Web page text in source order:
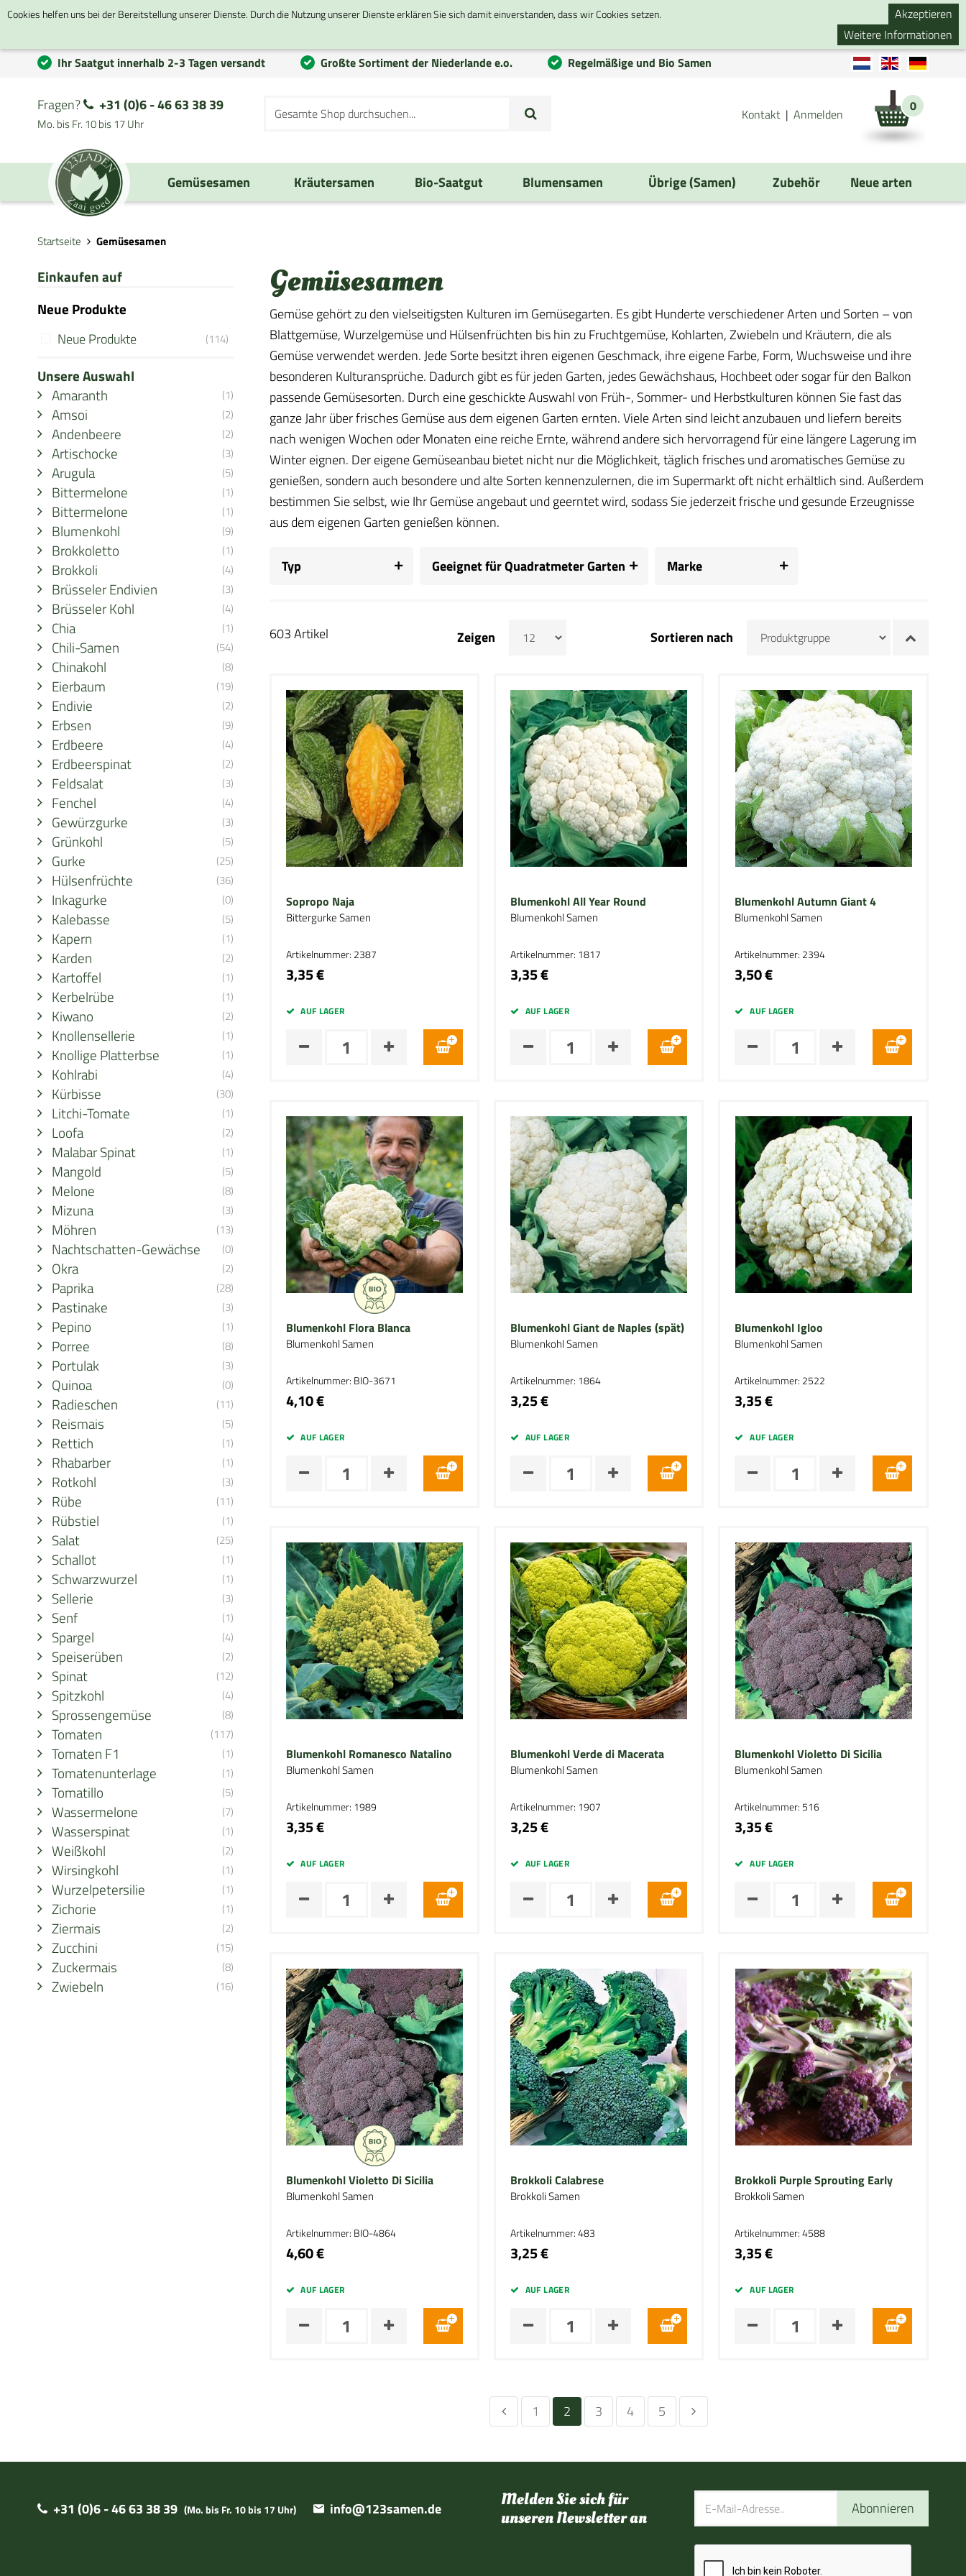
Cookies helfen uns bei der Bereitstellung unserer Dienste. Durch die Nutzung unserer Dienste erklären Sie sich damit einverstanden, dass wir Cookies setzen.
Akzeptieren
Weitere Informationen
Ihr Saatgut innerhalb 2-3 Tagen versandt
GroßteSortimentder Niederlande e.o. Regelmäßige und Bio Samen
Fragen? +31 (0)6 - 46 63 38 39
Mo. bis Fr. 10 bis 17 Uhr
Kontakt Anmelden 0
Gemüsesamen Kräutersamen Bio-Saatgut Blumensamen Übrige (Samen) Zubehör Neue arten
Startseite Gemüsesamen
Einkaufen auf
Neue Produkte
Neue Produkte (114)
Unsere Auswahl
Amaranth
(1)
Amsoi (2)
Andenbeere (2)
Artischocke (3)
Arugula (5)
Bittermelone (1)
Bittermelone (1)
Blumenkohl (9)
Brokkoletto (1)
Brokkoli (4)
Brüsseler Endivien (3)
Brüsseler Kohl (4)
Chia (1)
Chili-Samen (54)
Chinakohl (8)
Eierbaum (19)
Endivie (2)
Erbsen (9)
Erdbeere (4)
Erdbeerspinat (2)
Feldsalat (3)
Fenchel (4)
Gewürzgurke (3)
Grünkohl (5)
Gurke (25)
Hülsenfrüchte (36)
Inkagurke (0)
Kalebasse (5)
Kapern (1)
Karden (2)
Kartoffel (1)
Kerbelrübe (1)
Kiwano (2)
Knollensellerie (1)
Knollige Platterbse (1)
Kohlrabi (4)
Kürbisse (30)
Litchi-Tomate (1)
Loofa (2)
Malabar Spinat (1)
Mangold (5)
Melone (8)
Mizuna (3)
Möhren (13)
Nachtschatten-Gewächse (0)
Okra (2)
Paprika (28)
Pastinake (3)
Pepino (1)
Porree (8)
Portulak (3)
Quinoa (0)
Radieschen (11)
Reismais (5)
Rettich (1)
Rhabarber (1)
Rotkohl (3)
Rübe (11)
Rübstiel (1)
Salat (25)
Schallot (1)
Schwarzwurzel (1)
Sellerie (3)
Senf (1)
Spargel (4)
Speiserüben (2)
Spinat (12)
Spitzkohl (4)
Sprossengemüse (8)
Tomaten (117)
Tomaten F1 (1)
Tomatenunterlage (1)
Tomatillo (5)
Wassermelone (7)
Wasserspinat (1)
Weißkohl (2)
Wirsingkohl (1)
Wurzelpetersilie (1)
Zichorie (1)
Ziermais (2)
Zucchini (15)
Zuckermais (8)
Zwiebeln (16)
Gemüsesamen
Gemüse gehört zu den vielseitigsten Kulturen im Gemüsegarten. Es gibt Hunderte verschiedener Arten und Sorten – von
Blattgemüse, Wurzelgemüse und Hülsenfrüchten bis hin zu Fruchtgemüse, Kohlarten, Zwiebeln und Kräutern, die als
Gemüse verwendet werden. Jede Sorte besitzt ihren eigenen Geschmack, ihre eigene Farbe, Form, Wuchsweise und ihre
besonderen Kulturansprüche. Dadurch gibt es für jeden Garten, jedes Gewächshaus, Hochbeet oder sogar für den Balkon
passende Gemüsesorten. Durch eine geschickte Auswahl von Früh-, Sommer- und Herbstkulturen können Sie fast das
ganze Jahr über frisches Gemüse aus dem eigenen Garten ernten. Viele Arten sind leicht anzubauen und liefern bereits
nach wenigen Wochen oder Monaten eine reiche Ernte, während andere sich hervorragend für eine längere Lagerung im
Winter eignen. Der eigene Gemüseanbau bietet nicht nur die Möglichkeit, täglich frisches und aromatisches Gemüse zu
genießen, sondern auch besondere und alte Sorten kennenzulernen, die im Supermarkt oft nicht erhältlich sind. Außerdem
bestimmen Sie selbst, wie Ihr Gemüse angebaut und geerntet wird, sodass Sie jederzeit frische und gesunde Erzeugnisse
aus dem eigenen Garten genießen können.
Typ Geeignet für Quadratmeter Garten Marke
603 Artikel Zeigen Sortieren nach
Sopropo Naja
Bittergurke Samen
Artikelnummer: 2387
3,35 €
AUF LAGER
Blumenkohl All Year Round
Blumenkohl Samen
Artikelnummer: 1817
3,35 €
AUF LAGER
Blumenkohl Autumn Giant 4
Blumenkohl Samen
Artikelnummer: 2394
3,50 €
AUF LAGER
Blumenkohl Flora Blanca
Blumenkohl Samen
Artikelnummer: BIO-3671
4,10 €
AUF LAGER
Blumenkohl Giant de Naples (spät)
Blumenkohl Samen
Artikelnummer: 1864
3,25 €
AUF LAGER
Blumenkohl Igloo
Blumenkohl Samen
Artikelnummer: 2522
3,35 €
AUF LAGER
Blumenkohl Romanesco Natalino
Blumenkohl Samen
Artikelnummer: 1989
3,35 €
AUF LAGER
Blumenkohl Verde di Macerata
Blumenkohl Samen
Artikelnummer: 1907
3,25 €
AUF LAGER
Blumenkohl Violetto Di Sicilia
Blumenkohl Samen
Artikelnummer: 516
3,35 €
AUF LAGER
Blumenkohl Violetto Di Sicilia
Blumenkohl Samen
Artikelnummer: BIO-4864
4,60 €
AUF LAGER
Brokkoli Calabrese
Brokkoli Samen
Artikelnummer: 483
3,25 €
AUF LAGER
Brokkoli Purple Sprouting Early
Brokkoli Samen
Artikelnummer: 4588
3,35 €
AUF LAGER
1 2 3 4 5
+31 (0)6 - 46 63 38 39 (Mo. bis Fr. 10 bis 17 Uhr) info@123samen.de
Melden Sie sich für
unseren Newsletter an
Abonnieren